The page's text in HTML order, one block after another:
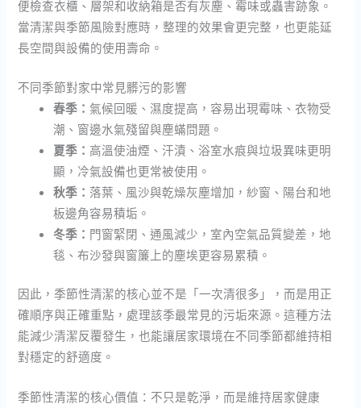
便檢查衣櫃、層架和收納箱是否有灰塵、霉味或蟲害跡象。
當清潔與季節風險對應時，整理的效果會更完整，也更能延
長空間與設備的使用壽命。
不同季節對家中常見髒污的影響
春季： 氣候回暖、濕度提高，容易出現霉味、衣物受
潮、窗邊水氣殘留與塵蟎問題。
夏季： 高溫使油煙、汗漬、浴室水痕與垃圾異味更明
顯，冷氣設備也更常被使用。
秋季： 落葉、風沙與乾燥灰塵增加，紗窗、陽台和地
板邊角容易積垢。
冬季： 門窗緊閉、通風減少，室內空氣品質變差，地
毯、布沙發與窗簾上的塵埃更容易累積。
因此，季節性清潔的核心並不是「一次清很多」，而是用正
確順序與正確重點，處理該季最常見的污垢來源。這種方法
能減少清潔反覆發生，也能讓居家環境在不同季節都維持相
對穩定的舒適度。
季節性清潔的核心價值：不只是乾淨，而是維持居家健康